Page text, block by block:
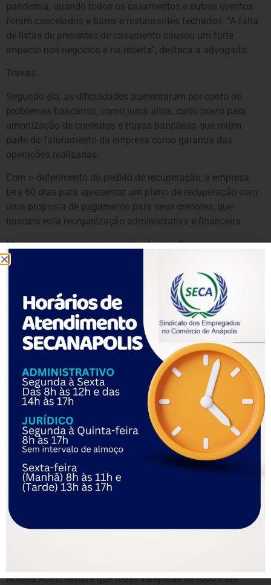
pandemia, quando todos os casamentos e outros eventos
foram cancelados e bares e restaurantes fechados. “A falta
de listas de presentes de casamento causou um forte
impacto nos negócios e na receita”, destaca a advogada.
Travas
Segundo ela, as dificuldades aumentaram por conta de
problemas bancários, como juros altos, curto prazo para
amortização de contratos e travas bancárias que retêm
parte do faturamento da empresa como garantia das
operações realizadas.
Com o deferimento do pedido de recuperação, a empresa
terá 60 dias para apresentar um plano de recuperação com
uma proposta de pagamento para seus credores, que
buscará esta reorganização administrativa e financeira.
Mas o mais importante, ressalta Andrea Rossi, é que o
processo de recuperação judicial não interfere em nada nas
atividades da empresa, que continuarão normalmente. Ela
informa, inclusive, que os salários dos colaboradores estão
em dia.
Atualmente, a Casa Goianita conta com 48 colaboradores
diretos e indiretos. “Não há possibilidade de demissões de
funcionários agora”, destaca. As três lojas da rede,
localizadas na avenida T-4, setor Bueno, na avenida 85,
Setor Oeste, e na rua 135, setor Marista, continuam
funcionando normalmente e com o mesmo mix de produtos.
A varejista também contratou uma consultoria financeira
especializada, que está trabalhando na construção do plano
de recuperação judicial e em toda reestruturação
administrativa e financeira.
“Temos absoluta certeza de que a empresa irá conseguir se
apenas uma fase e, em breve, tudo será restabelecido como
anteriormente”, afirma a advogada.
Andrea Rossi lembra que redes varejistas de todo País